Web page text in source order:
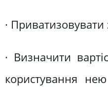
·
· Визначити
користування